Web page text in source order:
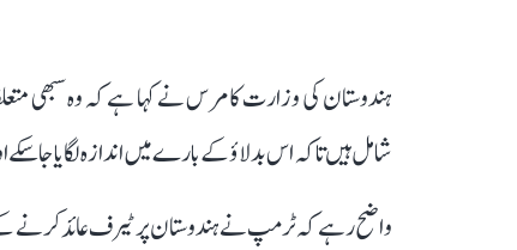
ہندوستان کی وزارت کامرس نے کہا ہے کہ وہ سبھی
شامل ہیں تاکہ اس بدلاؤ کے بارے میں اندازہ لگایا جا
واضح رہے کہ ٹرمپ نے ہندوستان پر ٹیرف عائد کرنے کے